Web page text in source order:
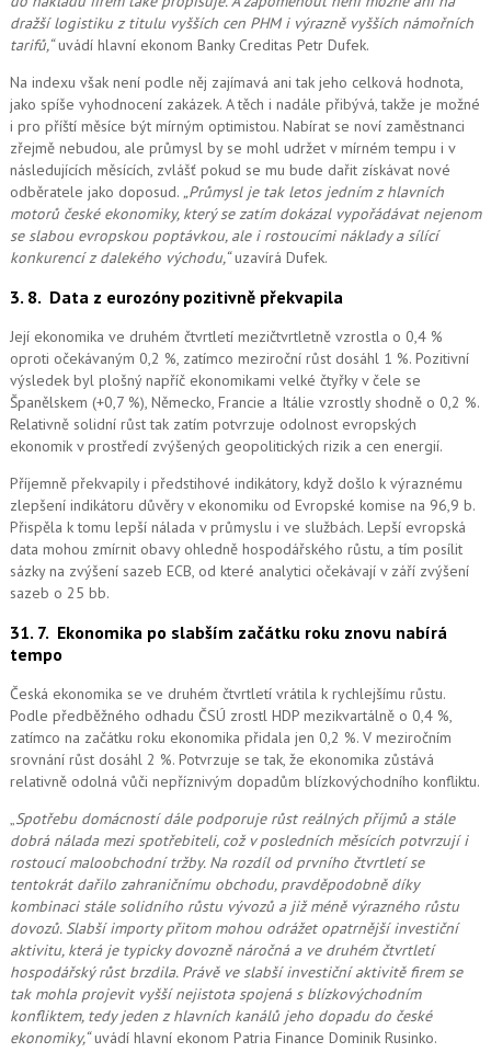
dražší logistiku z titulu vyšších cen PHM i výrazně vyšších námořních
tarifů,“uvádí hlavní ekonom Banky Creditas Petr Dufek.
Na indexu však není podle něj zajímavá ani tak jeho celková hodnota,
jako spíše vyhodnocení zakázek. A těch i nadále přibývá, takže je možné
i pro příští měsíce být mírným optimistou. Nabírat se noví zaměstnanci
zřejmě nebudou, ale průmysl by se mohl udržet v mírném tempu i v
následujících měsících, zvlášť pokud se mu bude dařit získávat nové
odběratele jako doposud. „Průmysl je tak letos jedním z hlavních
motorů české ekonomiky, který se zatím dokázal vypořádávat nejenom
se slabou evropskou poptávkou, ale i rostoucími náklady a sílící
konkurencí z dalekého východu,“uzavírá Dufek.
3. 8. Data z eurozóny pozitivně překvapila
Její ekonomika ve druhém čtvrtletí mezičtvrtletně vzrostla o 0,4 %
oproti očekávaným 0,2 %, zatímco meziroční růst dosáhl 1 %. Pozitivní
výsledek byl plošný napříč ekonomikami velké čtyřky v čele se
Španělskem (+0,7 %), Německo, Francie a Itálie vzrostly shodně o 0,2 %.
Relativně solidní růst tak zatím potvrzuje odolnost evropských
ekonomik v prostředí zvýšených geopolitických rizik a cen energií.
Příjemně překvapily i předstihové indikátory, když došlo k výraznému
zlepšení indikátoru důvěry v ekonomiku od Evropské komise na 96,9 b.
Přispěla k tomu lepší nálada v průmyslu i ve službách. Lepší evropská
data mohou zmírnit obavy ohledně hospodářského růstu, a tím posílit
sázky na zvýšení sazeb ECB, od které analytici očekávají v září zvýšení
sazeb o 25 bb.
31. 7. Ekonomika po slabším začátku roku znovu nabírá
tempo
Česká ekonomika se ve druhém čtvrtletí vrátila k rychlejšímu růstu.
Podle předběžného odhadu ČSÚ zrostl HDP mezikvartálně o 0,4 %,
zatímco na začátku roku ekonomika přidala jen 0,2 %. V meziročním
srovnání růst dosáhl 2 %. Potvrzuje se tak, že ekonomika zůstává
relativně odolná vůči nepříznivým dopadům blízkovýchodního konfliktu.
„Spotřebu domácností dále podporuje růst reálných příjmů a stále
dobrá nálada mezi spotřebiteli, což v posledních měsících potvrzují i
rostoucí maloobchodní tržby. Na rozdíl od prvního čtvrtletí se
tentokrát dařilo zahraničnímu obchodu, pravděpodobně díky
kombinaci stále solidního růstu vývozů a již méně výrazného růstu
dovozů. Slabší importy přitom mohou odrážet opatrnější investiční
aktivitu, která je typicky dovozně náročná a ve druhém čtvrtletí
hospodářský růst brzdila. Právě ve slabší investiční aktivitě firem se
tak mohla projevit vyšší nejistota spojená s blízkovýchodním
konfliktem, tedy jeden z hlavních kanálů jeho dopadu do české
ekonomiky,“uvádí hlavní ekonom Patria Finance Dominik Rusinko.